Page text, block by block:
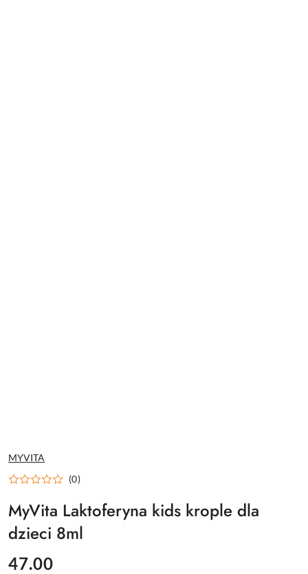
NAZWA
PRODUCENTA:
MYVITA
(0)
MyVita Laktoferyna kids krople dla
dzieci 8ml
cena:
47.00